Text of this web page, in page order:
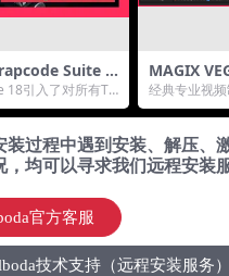
Suite 1
子特效套装Ma
18引入了对所有Tr
支持，允...
MAGIX
2 for Win
软件中文破
经典专业视
Pro 23 现已
次让...
装过程中遇到安装、解压、
，均可以寻求我们远程安装
官方客服
技术支持（远程安装服务）